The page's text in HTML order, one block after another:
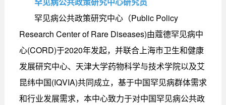
罕见病公共政策研究中心（Public Policy
Research Center of Rare Diseases)由蔻德罕见病中
心(CORD)于2020年发起，并联合上海市卫生和健康
发展研究中心、天津大学药物科学与技术学院以及艾
昆纬中国(IQVIA)共同成立，基于中国罕见病群体需求
和行业发展需求，本中心致力于对中国罕见病公共政